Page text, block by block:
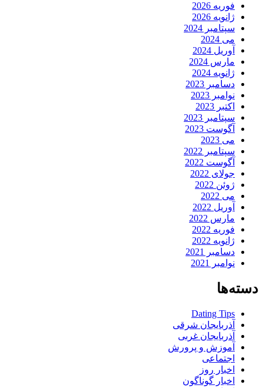
فوریه 2026
ژانویه 2026
سپتامبر 2024
می 2024
آوریل 2024
مارس 2024
ژانویه 2024
دسامبر 2023
نوامبر 2023
اکتبر 2023
سپتامبر 2023
آگوست 2023
می 2023
سپتامبر 2022
آگوست 2022
جولای 2022
ژوئن 2022
می 2022
آوریل 2022
مارس 2022
فوریه 2022
ژانویه 2022
دسامبر 2021
نوامبر 2021
دسته‌ها
Dating Tips
آذربایجان شرقی
آذربایجان غربی
آموزش و پرورش
اجتماعی
اخبار روز
اخبار گوناگون